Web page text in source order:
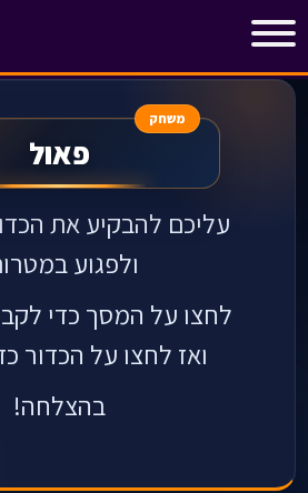
משחק
פאול
עליכם להבקיע את
ולפגוע
לחצו על המסך כדי
ואז לחצו על הכדור
בהצלחה!